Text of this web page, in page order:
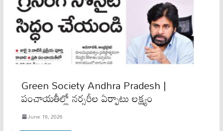
Green Society Andhra Pradesh |
పంచాయతీల్లో నర్సరీల ఏర్పాటు లక్ష్యం
June 19, 2026